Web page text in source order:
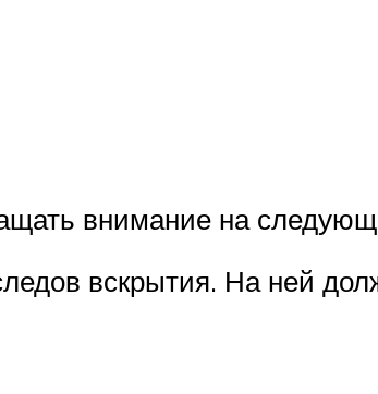
внимание на
вскрытия. На ней